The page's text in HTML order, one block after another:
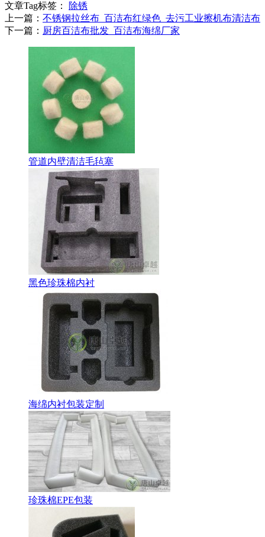
文章Tag标签：
除锈
上一篇： 不锈钢拉丝布_百洁布红绿色_去污工业擦机布清洁布
下一篇： 厨房百洁布批发_百洁布海绵厂家
管道内壁清洁毛毡塞
黑色珍珠棉内衬
海绵内衬包装定制
珍珠棉EPE包装